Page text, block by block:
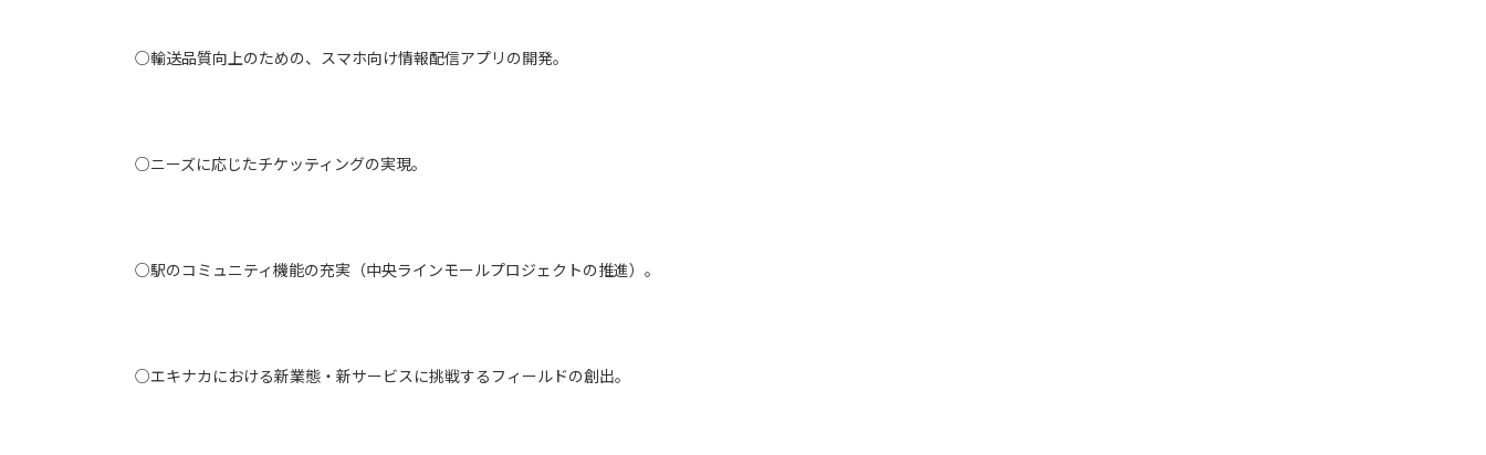
○輸送品質向上のための、スマホ向け情報配信アプリの開発。
○ニーズに応じたチケッティングの実現。
○駅のコミュニティ機能の充実（中央ラインモールプロジェクトの推進）。
○エキナカにおける新業態・新サービスに挑戦するフィールドの創出。